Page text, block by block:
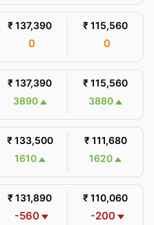
₹ 137,390
0
₹ 115,560
0
₹ 137,390
3890
₹ 115,560
3880
₹ 133,500
1610
₹ 111,680
1620
₹ 131,890
-560
₹ 110,060
-200